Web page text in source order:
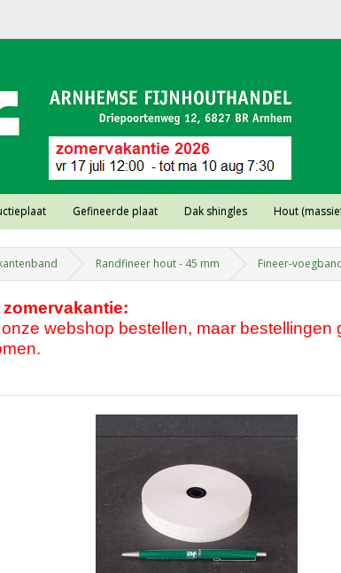
Gefineerde plaat Dak shingles Hout
Randfineer hout - 45 mm Fineer-
webshop bestellen, maar